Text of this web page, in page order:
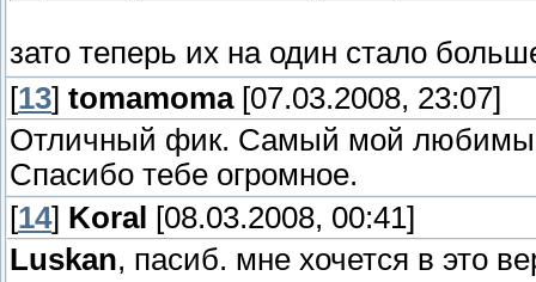
зато теперь их на один стало
[13] tomamoma[07.03.2008, 23:07]
Отличный фик. Самый мой
Спасибо тебе огромное.
[14] Koral [08.03.2008, 00:41]
Luskan, пасиб. мне хочется в это